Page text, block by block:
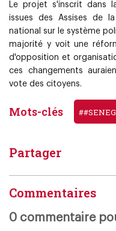
Le projet s'inscrit dans
issues des Assises de
national sur le système
majorité y voit une
d'opposition et
ces changements
vote des citoyens.
Mots-clés
Partager
Commentaires
0 commentaire